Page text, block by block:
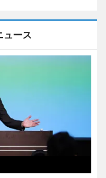
ュース